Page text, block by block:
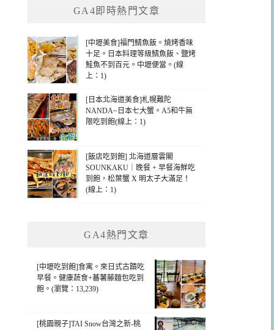
GA4即時熱門文章
[中壢美食]福門鯖魚飯。燒烤香味
十足。日本料理等級鯖魚飯、鹽烤
鮭魚不到百元。中壢便當。(線
上：1)
[日本北海道美食]札幌難陀
NANDA~日本七大蟹。A5和牛無
限吃到飽(線上：1)
[飯店吃到飽] 北海道層雲閣
SOUNKAKU｜晚餐 + 早餐海鮮吃
到飽，松葉蟹 X 明太子大滿足！
(線上：1)
GA4熱門文章
[中壢吃到飽]食寓。來日式古蹟吃
早餐。健康蔬食+蕃薯藤麵包吃到
飽。(瀏覽：13,239)
[桃園親子]TAI Snow台灣之新-桃